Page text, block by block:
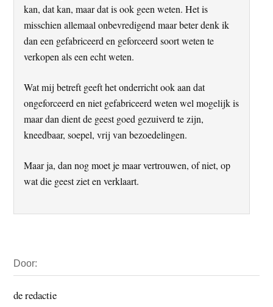
kan, dat kan, maar dat is ook geen weten. Het is
misschien allemaal onbevredigend maar beter denk ik
dan een gefabriceerd en geforceerd soort weten te
verkopen als een echt weten.
Wat mij betreft geeft het onderricht ook aan dat
ongeforceerd en niet gefabriceerd weten wel mogelijk is
maar dan dient de geest goed gezuiverd te zijn,
kneedbaar, soepel, vrij van bezoedelingen.
Maar ja, dan nog moet je maar vertrouwen, of niet, op
wat die geest ziet en verklaart.
Sidebar
Door:
de redactie